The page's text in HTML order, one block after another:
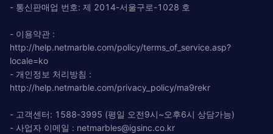
- 통신판매업 번호: 제 2014-서울구로-1028 호
- 이용약관 :
http://help.netmarble.com/policy/terms_of_service.asp?
locale=ko
- 개인정보 처리방침 :
http://help.netmarble.com/privacy_policy/ma9rekr
- 고객센터: 1588-3995 (평일 오전9시~오후6시 상담가능)
- 사업자 이메일 : netmarbles@igsinc.co.kr